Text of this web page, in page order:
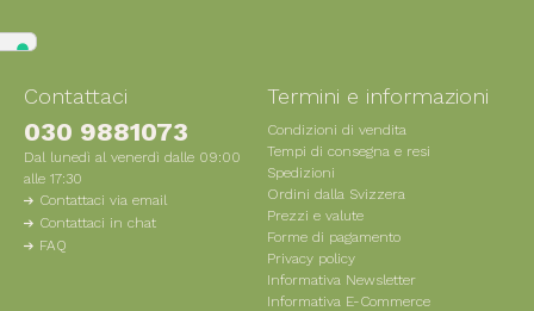
Contattaci
030 9881073
Dal lunedì al venerdì dalle 09:00
alle 17:30
Contattaci via email
Contattaci in chat
FAQ
Termini e informazioni
Condizioni di vendita
Tempi di consegna e resi
Spedizioni
Ordini dalla Svizzera
Prezzi e valute
Forme di pagamento
Privacy policy
Informativa Newsletter
Informativa E-Commerce